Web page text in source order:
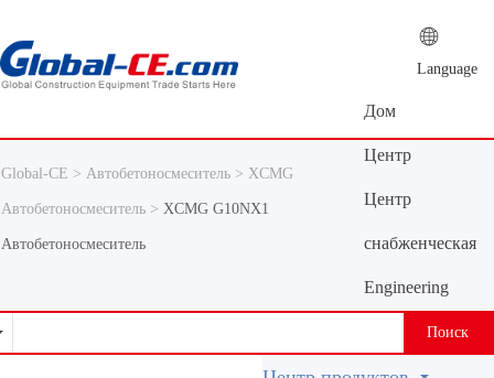
Language
Дом
Центр
новостей
Центр
продуктов
снабженческая
платформа
Engineering
Machinery
Vocabulary
Поиск
Global-CE > Автобетоносмеситель > XCMG
Автобетоносмеситель > XCMG G10NX1
Автобетоносмеситель